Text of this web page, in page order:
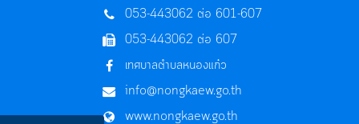
053-443062 ต่อ 601-607
053-443062 ต่อ 607
เทศบาลตำบลหนองแก๋ว
info@nongkaew.go.th
www.nongkaew.go.th